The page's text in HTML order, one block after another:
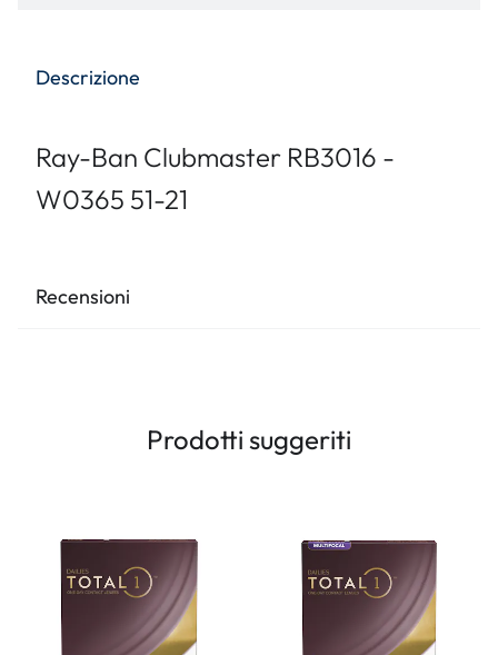
Descrizione
Ray-Ban Clubmaster RB3016 -
W0365 51-21
Recensioni
Prodotti suggeriti